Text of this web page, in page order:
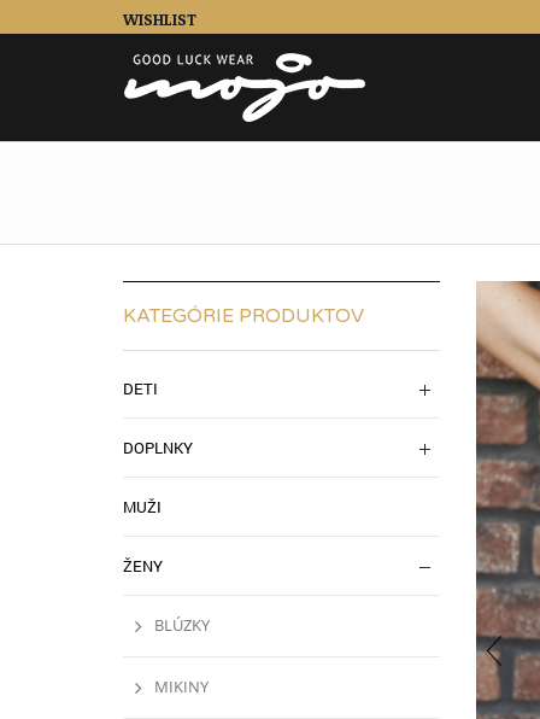
WISHLIST
KATEGÓRIE PRODUKTOV
DETI
DOPLNKY
MUŽI
ŽENY
BLÚZKY
MIKINY